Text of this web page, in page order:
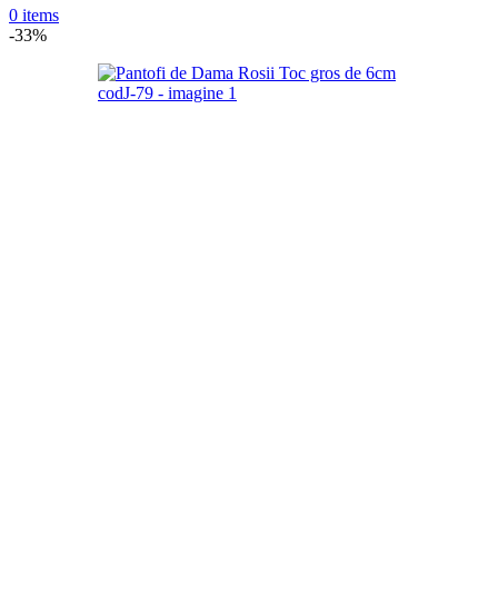
0 items
-33%